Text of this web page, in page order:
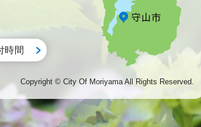
時間
Copyright © City Of Moriyama All Rights Reserved.